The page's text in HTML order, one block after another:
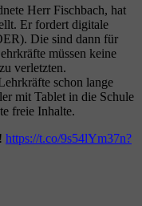
Herr Fischbach, hat
Er fordert digitale
Die sind dann für
müssen keine
verletzten.
schon lange
mit Tablet in die Schule
freie Inhalte.
https://t.co/9s54lYm37n?